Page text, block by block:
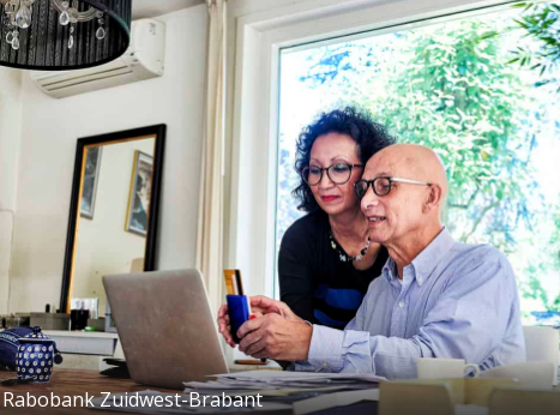
Rabobank Zuidwest-Brabant